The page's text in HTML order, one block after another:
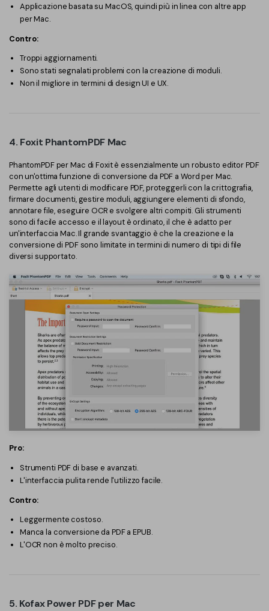
Applicazione basata su MacOS, quindi più in linea con altre app
per Mac.
Contro:
Troppi aggiornamenti.
Sono stati segnalati problemi con la creazione di moduli.
Non il migliore in termini di design UI e UX.
4. Foxit PhantomPDF Mac
PhantomPDF per Mac di Foxit è essenzialmente un robusto editor PDF
con un'ottima funzione di conversione da PDF a Word per Mac.
Permette agli utenti di modificare PDF, proteggerli con la crittografia,
firmare documenti, gestire moduli, aggiungere elementi di sfondo,
annotare file, eseguire OCR e svolgere altri compiti. Gli strumenti
sono di facile accesso e il layout è ordinato, il che è adatto per
un'interfaccia Mac. Il grande svantaggio è che la creazione e la
conversione di PDF sono limitate in termini di numero di tipi di file
diversi supportato.
Pro:
Strumenti PDF di base e avanzati.
L'interfaccia pulita rende l'utilizzo facile.
Contro:
Leggermente costoso.
Manca la conversione da PDF a EPUB.
L'OCR non è molto preciso.
5. Kofax Power PDF per Mac